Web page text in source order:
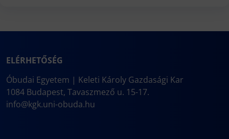
ELÉRHETŐSÉG
Óbudai Egyetem | Keleti Károly Gazdasági Kar
1084 Budapest, Tavaszmező u. 15-17.
info@kgk.uni-obuda.hu